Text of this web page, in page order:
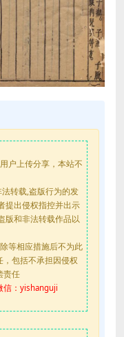
户上传分享，本站不
法转载,盗版行为的发
提出侵权指控并出示
版和非法转载作品以
等相应措施后不为此
包括不承担因侵权
责任
信：yishanguji